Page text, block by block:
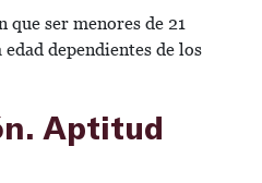
que ser menores de 21
dependientes de los
. Aptitud